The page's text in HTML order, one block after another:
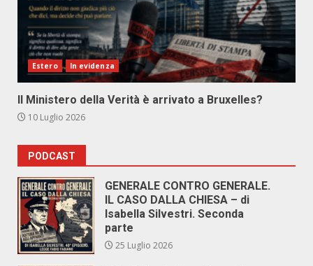
Estero In evidenza
Il Ministero della Verità è arrivato a Bruxelles?
10 Luglio 2026
PODCAST
GENERALE CONTRO GENERALE.
IL CASO DALLA CHIESA – di
Isabella Silvestri. Seconda
parte
25 Luglio 2026